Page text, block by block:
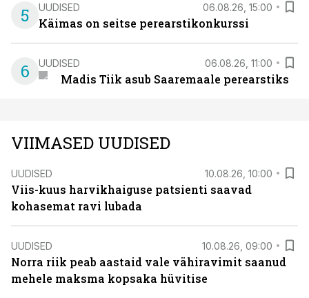
5 UUDISED 06.08.26, 15:00
Käimas on seitse perearstikonkurssi
6 UUDISED 06.08.26, 11:00
Madis Tiik asub Saaremaale perearstiks
VIIMASED UUDISED
UUDISED 10.08.26, 10:00
Viis-kuus harvikhaiguse patsienti saavad
kohasemat ravi lubada
UUDISED 10.08.26, 09:00
Norra riik peab aastaid vale vähiravimit saanud
mehele maksma kopsaka hüvitise